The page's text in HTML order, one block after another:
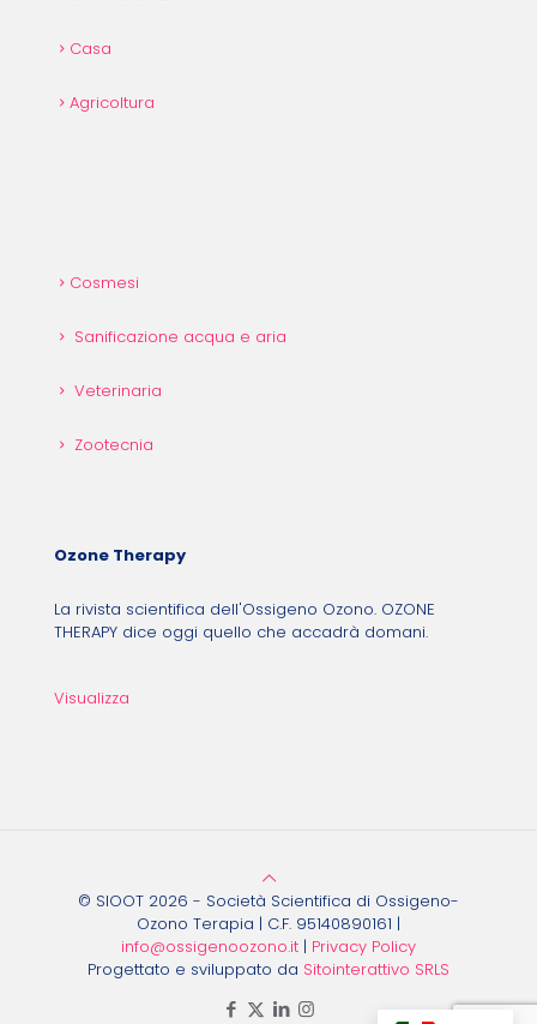
Casa
Agricoltura
Cosmesi
Sanificazione acqua e aria
Veterinaria
Zootecnia
Ozone Therapy
La rivista scientifica dell'Ossigeno Ozono. OZONE
THERAPY dice oggi quello che accadrà domani.
Visualizza
© SIOOT 2026 - Società Scientifica di Ossigeno-
Ozono Terapia | C.F. 95140890161 |
info@ossigenoozono.it | Privacy Policy
Progettato e sviluppato da Sitointerattivo SRLS